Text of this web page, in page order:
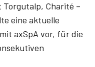
Charité –
eine aktuelle
axSpA vor, für die